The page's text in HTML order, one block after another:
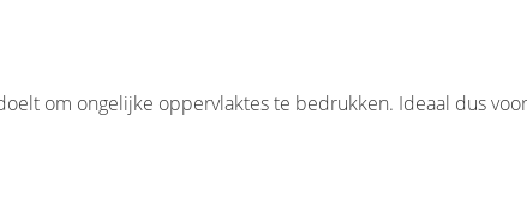
om ongelijke oppervlaktes te bedrukken. Ideaal dus